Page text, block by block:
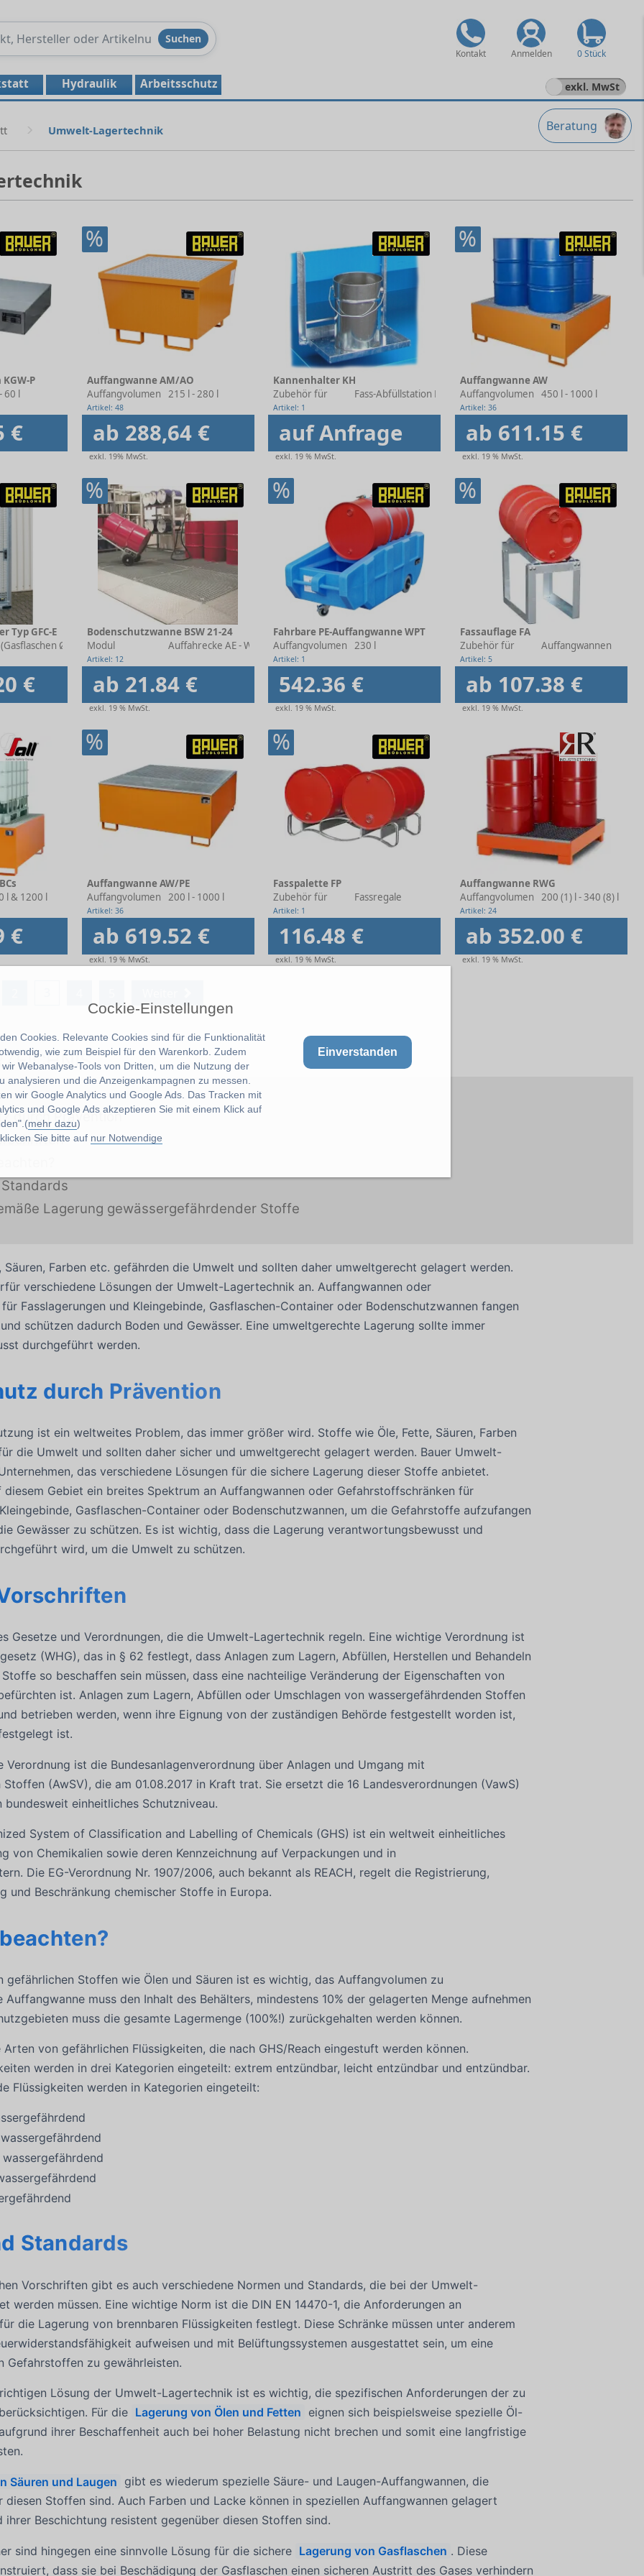
Cockie-Einstellungen
Cookies. Relevante Cookies sind für die Funktionalität
wie zum Beispiel für den Warenkorb. Zudem
Webanalyse-Tools von Dritten, um die Nutzung der
analysieren und die Anzeigenkampagnen zu messen.
wir Google Analytics und Google Ads. Das Tracken mit
und Google Ads akzeptieren Sie mit einem Klick auf
mehr dazu)
Sie bitte auf nur Notwendige
Einverstanden
Produkte
Suchen
Kontakt Anmelden 0 Stück
Hydraulik Arbeitsschutz exkl. MwSt
Beratung
Umwelt-Lagertechnik
P
60 l
€
%
Auffangwanne AM/AO
Auffangvolumen
215 l - 280 l
Artikel: 48
ab 288,64 €
exkl. 19% MwSt.
Kannenhalter KH
Zubehör für
Fass-Abfüllstation FAS
Artikel: 1
auf Anfrage
exkl. 19 % MwSt.
%
Auffangwanne AW
Auffangvolumen
450 l - 1000 l
Artikel: 36
ab 611.15 €
exkl. 19 % MwSt.
Typ GFC-E
Ø 230 mm) - 78 (Gasflaschen Ø 230 mm)
€
%
Bodenschutzwanne BSW 21-24
Modul
Auffahrecke AE - Wannenverbinder WV
Artikel: 12
ab 21.84 €
exkl. 19 % MwSt.
%
Fahrbare PE-Auffangwanne WPT
Auffangvolumen
230 l
Artikel: 1
542.36 €
exkl. 19 % MwSt.
%
Fassauflage FA
Zubehör für
Auffangwannen
Artikel: 5
ab 107.38 €
exkl. 19 % MwSt.
l & 1200 l
€
%
Auffangwanne AW/PE
Auffangvolumen
200 l - 1000 l
Artikel: 36
ab 619.52 €
exkl. 19 % MwSt.
%
Fasspalette FP
Zubehör für
Fassregale
Artikel: 1
116.48 €
exkl. 19 % MwSt.
Auffangwanne RWG
Auffangvolumen
200 (1) l - 340 (8) l
Artikel: 24
ab 352.00 €
exkl. 19 % MwSt.
durch Prävention
Lagerung gewässergefährdender Stoffe
Säuren, Farben etc. gefährden die Umwelt und sollten daher umweltgerecht gelagert werden.
verschiedene Lösungen der Umwelt-Lagertechnik an. Auffangwannen oder
Fasslagerungen und Kleingebinde, Gasflaschen-Container oder Bodenschutzwannen fangen
schützen dadurch Boden und Gewässer. Eine umweltgerechte Lagerung sollte immer
durchgeführt werden.
durch Prävention
ist ein weltweites Problem, das immer größer wird. Stoffe wie Öle, Fette, Säuren, Farben
die Umwelt und sollten daher sicher und umweltgerecht gelagert werden. Bauer Umwelt-
das verschiedene Lösungen für die sichere Lagerung dieser Stoffe anbietet.
diesem Gebiet ein breites Spektrum an Auffangwannen oder Gefahrstoffschränken für
Gasflaschen-Container oder Bodenschutzwannen, um die Gefahrstoffe aufzufangen
Gewässer zu schützen. Es ist wichtig, dass die Lagerung verantwortungsbewusst und
wird, um die Umwelt zu schützen.
Gesetze und Verordnungen, die die Umwelt-Lagertechnik regeln. Eine wichtige Verordnung ist
(WHG), das in § 62 festlegt, dass Anlagen zum Lagern, Abfüllen, Herstellen und Behandeln
so beschaffen sein müssen, dass eine nachteilige Veränderung der Eigenschaften von
ist. Anlagen zum Lagern, Abfüllen oder Umschlagen von wassergefährdenden Stoffen
betrieben werden, wenn ihre Eignung von der zuständigen Behörde festgestellt worden ist,
ist.
Verordnung ist die Bundesanlagenverordnung über Anlagen und Umgang mit
(AwSV), die am 01.08.2017 in Kraft trat. Sie ersetzt die 16 Landesverordnungen (VawS)
einheitliches Schutzniveau.
System of Classification and Labelling of Chemicals (GHS) ist ein weltweit einheitliches
von Chemikalien sowie deren Kennzeichnung auf Verpackungen und in
Die EG-Verordnung Nr. 1907/2006, auch bekannt als REACH, regelt die Registrierung,
und Beschränkung chemischer Stoffe in Europa.
gefährlichen Stoffen wie Ölen und Säuren ist es wichtig, das Auffangvolumen zu
Auffangwanne muss den Inhalt des Behälters, mindestens 10% der gelagerten Menge aufnehmen
muss die gesamte Lagermenge (100%!) zurückgehalten werden können.
von gefährlichen Flüssigkeiten, die nach GHS/Reach eingestuft werden können.
werden in drei Kategorien eingeteilt: extrem entzündbar, leicht entzündbar und entzündbar.
Flüssigkeiten werden in Kategorien eingeteilt:
Standards
Vorschriften gibt es auch verschiedene Normen und Standards, die bei der Umwelt-
werden müssen. Eine wichtige Norm ist die DIN EN 14470-1, die Anforderungen an
die Lagerung von brennbaren Flüssigkeiten festlegt. Diese Schränke müssen unter anderem
aufweisen und mit Belüftungssystemen ausgestattet sein, um eine
Gefahrstoffen zu gewährleisten.
Lösung der Umwelt-Lagertechnik ist es wichtig, die spezifischen Anforderungen der zu
Für die Lagerung von Ölen und Fetten eignen sich beispielsweise spezielle Öl-
ihrer Beschaffenheit auch bei hoher Belastung nicht brechen und somit eine langfristige
Säuren und Laugen gibt es wiederum spezielle Säure- und Laugen-Auffangwannen, die
diesen Stoffen sind. Auch Farben und Lacke können in speziellen Auffangwannen gelagert
ihrer Beschichtung resistent gegenüber diesen Stoffen sind.
sind hingegen eine sinnvolle Lösung für die sichere Lagerung von Gasflaschen . Diese
dass sie bei Beschädigung der Gasflaschen einen sicheren Austritt des Gases verhindern